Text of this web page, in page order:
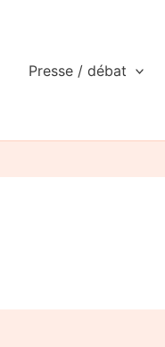
Presse / débat